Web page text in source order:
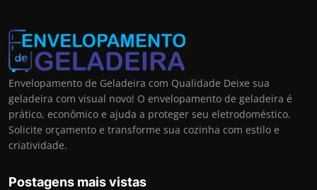
Envelopamento de Geladeira com Qualidade Deixe sua
geladeira com visual novo! O envelopamento de geladeira é
prático, econômico e ajuda a proteger seu eletrodoméstico.
Solicite orçamento e transforme sua cozinha com estilo e
criatividade.
Postagens mais vistas